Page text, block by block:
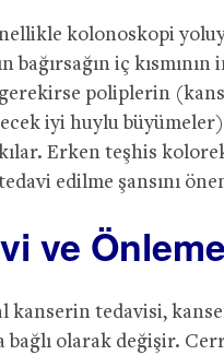
kolonoskopi
bağırsağın iç
poliplerin
iyi huylu büyümeler)
Erken teşhis
edilme şansını
ve Önleme
kanserin tedavisi,
bağlı olarak değişir.